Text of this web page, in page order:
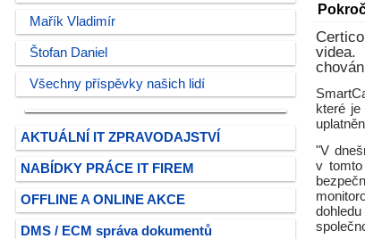
Mařík Vladimír
Štofan Daniel
Všechny příspěvky našich lidí
AKTUÁLNÍ IT ZPRAVODAJSTVÍ
NABÍDKY PRÁCE IT FIREM
OFFLINE A ONLINE AKCE
DMS / ECM správa dokumentů
videa.
které
"V
v